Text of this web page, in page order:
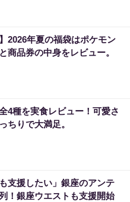
2026年夏の福袋はポケモン
商品券の中身をレビュー。
4種を実食レビュー！可愛さ
ちりで大満足。
支援したい」銀座のアンテ
！銀座ウエストも支援開始